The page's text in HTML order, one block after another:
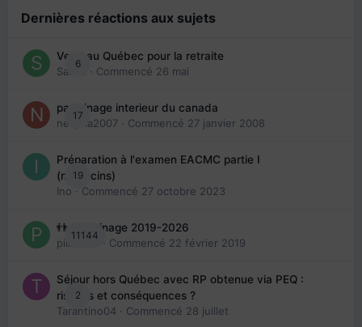
Dernières réactions aux sujets
6
Venir au Québec pour la retraite
Sab74
· Commencé 26 mai
17
parrainage interieur du canada
nedjma2007 · Commencé 27 janvier 2008
19
Préparation à l'examen EACMC partie I
(médecins)
Ino · Commencé 27 octobre 2023
11144
👬 Parrainage 2019-2026
piinoush · Commencé 22 février 2019
2
Séjour hors Québec avec RP obtenue via PEQ :
risques et conséquences ?
Tarantino04 · Commencé 28 juillet